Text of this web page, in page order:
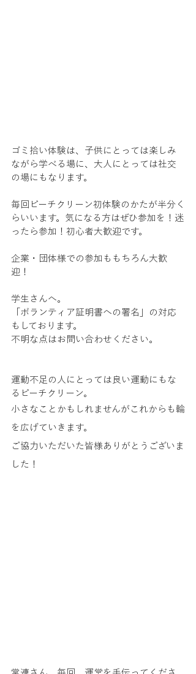
ゴミ拾い体験は、子供にとっては楽しみ
ながら学べる場に、大人にとっては社交
の場にもなります。
毎回ビーチクリーン初体験のかたが半分く
らいいます。気になる方はぜひ参加を！迷
ったら参加！初心者大歓迎です。
企業・団体様での参加ももちろん大歓
迎！
学生さんへ。
「ボランティア証明書への署名」の対応
もしております。
不明な点はお問い合わせください。
運動不足の人にとっては良い運動にもな
るビーチクリーン。
小さなことかもしれませんがこれからも輪
を広げていきます。
ご協力いただいた皆様ありがとうございま
した！